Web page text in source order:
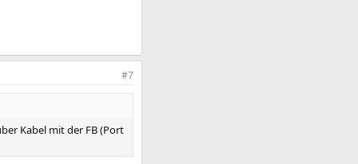
#7
Kabel mit der FB (Port